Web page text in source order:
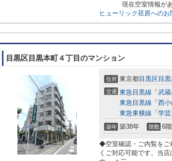
現在空室情報が
ヒューリック荏原への
目黒区目黒本町４丁目のマンション
住所 東京都目黒区目
交通 東急目黒線 「 武
東急目黒線 「 西小
東急東横線 「 学
築年 築38年 階数 6
◆空室確認・ご内覧をご
くご対応可能です。当